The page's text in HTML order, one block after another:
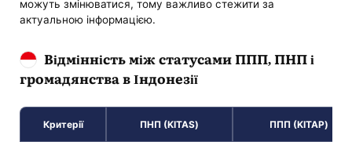
можуть змінюватися, тому важливо стежити за
актуальною інформацією.
Відмінність між статусами ППП, ПНП і
громадянства в Індонезії
Критерії ПНП (KITAS) ППП (KITAP)